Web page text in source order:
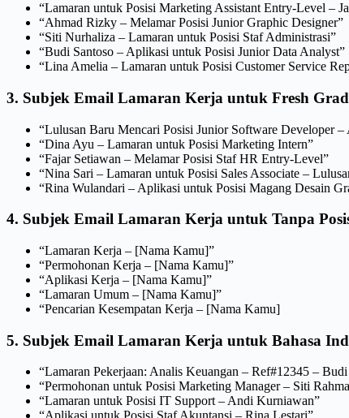
“Lamaran untuk Posisi Marketing Assistant Entry-Level –
“Ahmad Rizky – Melamar Posisi Junior Graphic Designer”
“Siti Nurhaliza – Lamaran untuk Posisi Staf Administrasi”
“Budi Santoso – Aplikasi untuk Posisi Junior Data Analyst”
“Lina Amelia – Lamaran untuk Posisi Customer Service
3. Subjek Email Lamaran Kerja untuk Fresh
“Lulusan Baru Mencari Posisi Junior Software Developer
“Dina Ayu – Lamaran untuk Posisi Marketing Intern”
“Fajar Setiawan – Melamar Posisi Staf HR Entry-Level”
“Nina Sari – Lamaran untuk Posisi Sales Associate –
“Rina Wulandari – Aplikasi untuk Posisi Magang Desain
4. Subjek Email Lamaran Kerja untuk Tanpa
“Lamaran Kerja – [Nama Kamu]”
“Permohonan Kerja – [Nama Kamu]”
“Aplikasi Kerja – [Nama Kamu]”
“Lamaran Umum – [Nama Kamu]”
“Pencarian Kesempatan Kerja – [Nama Kamu]
5. Subjek Email Lamaran Kerja untuk Bahasa
“Lamaran Pekerjaan: Analis Keuangan – Ref#12345 – Budi
“Permohonan untuk Posisi Marketing Manager – Siti
“Lamaran untuk Posisi IT Support – Andi Kurniawan”